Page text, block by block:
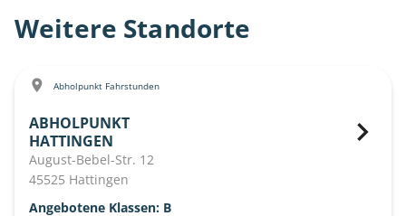
Weitere Standorte
Abholpunkt Fahrstunden
ABHOLPUNKT
HATTINGEN
August-Bebel-Str. 12
45525 Hattingen
Angebotene Klassen: B